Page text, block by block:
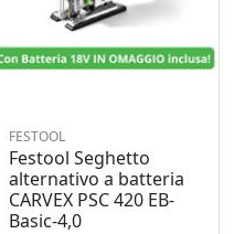
FESTOOL
Festool Seghetto
alternativo a batteria
CARVEX PSC 420 EB-
Basic-4,0